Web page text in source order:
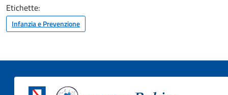
Etichette:
Infanzia e Prevenzione